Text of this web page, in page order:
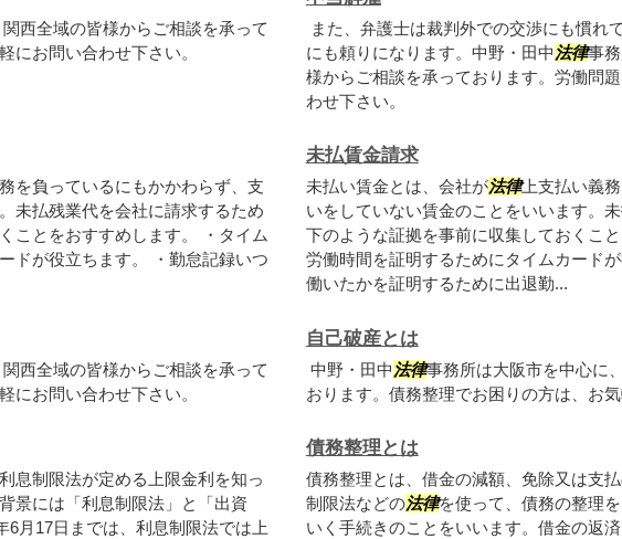
西全域の皆様からご相談を承って
にお問い合わせ下さい。
また、弁護士は裁判外での交渉にも慣れ
にも頼りになります。中野・田中 法律事
様からご相談を承っております。労働問
わせ下さい。
を負っているにもかかわらず、支
未払残業代を会社に請求するため
ことをおすすめします。 ・タイム
ドが役立ちます。 ・勤怠記録いつ
未払賃金請求
未払い賃金とは、会社が法律上支払い義
いをしていない賃金のことをいいます。
下のような証拠を事前に収集しておくこ
労働時間を証明するためにタイムカード
働いたかを証明するために出退勤...
西全域の皆様からご相談を承って
にお問い合わせ下さい。
自己破産とは
中野・田中 法律事務所は大阪市を中心に
おります。債務整理でお困りの方は、お
息制限法が定める上限金利を知っ
景には「利息制限法」と「出資
6月17日までは、利息制限法では上
債務整理とは
債務整理とは、借金の減額、免除又は支
制限法などの法律を使って、債務の整理
いく手続きのことをいいます。借金の返